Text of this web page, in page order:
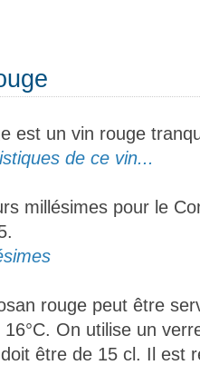
est un vin rouge
de ce vin...
millésimes pour le
rouge peut être
On utilise un
être de 15 cl. Il est